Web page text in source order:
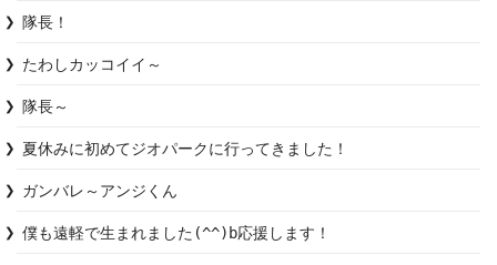
隊長！
たわしカッコイイ～
隊長～
夏休みに初めてジオパークに行ってきました！
ガンバレ～アンジくん
僕も遠軽で生まれました(^^)b応援します！